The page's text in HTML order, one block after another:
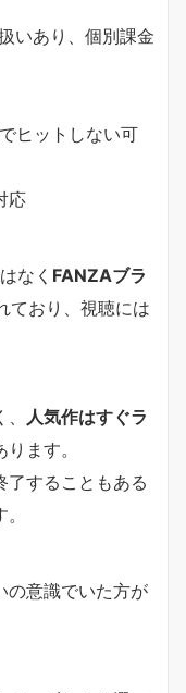
いあり、個別課金
ヒットしない可
応
なく FANZAブラ
ており、視聴には
人気作はすぐラ
ます。
了することもある
の意識でいた方が